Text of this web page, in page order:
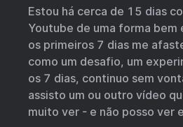
Estou há cerca de 15 dias
Youtube de uma forma bem
os primeiros 7 dias me
como um desafio, um
os 7 dias, continuo sem
assisto um ou outro vídeo
muito ver - e não posso ver